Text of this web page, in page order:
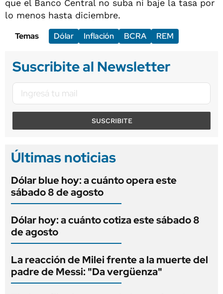
que el Banco Central no suba ni baje la tasa por
lo menos hasta diciembre.
Temas
Dólar Inflación BCRA REM
Suscribite al Newsletter
SUSCRIBITE
Últimas noticias
Dólar blue hoy: a cuánto opera este
sábado 8 de agosto
Dólar hoy: a cuánto cotiza este sábado 8
de agosto
La reacción de Milei frente a la muerte del
padre de Messi: "Da vergüenza"